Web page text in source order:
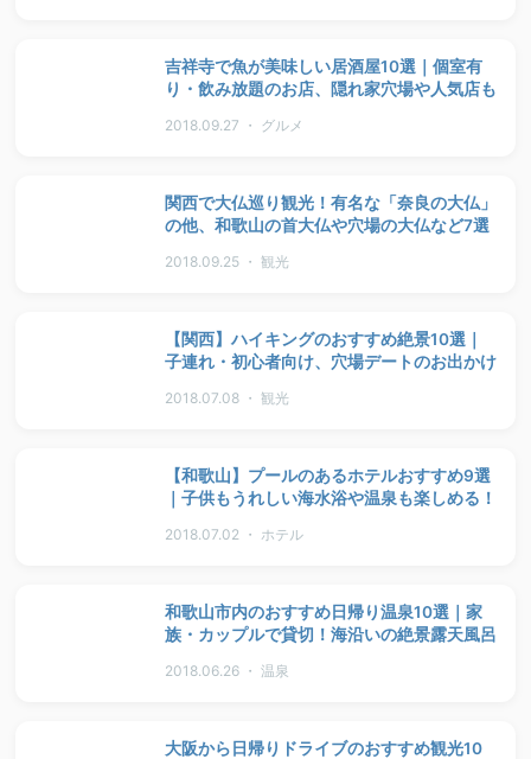
吉祥寺で魚が美味しい居酒屋10選｜個室有
り・飲み放題のお店、隠れ家穴場や人気店も
2018.09.27 ・ グルメ
関西で大仏巡り観光！有名な「奈良の大仏」
の他、和歌山の首大仏や穴場の大仏など7選
2018.09.25 ・ 観光
【関西】ハイキングのおすすめ絶景10選｜
子連れ・初心者向け、穴場デートのお出かけ
2018.07.08 ・ 観光
【和歌山】プールのあるホテルおすすめ9選
｜子供もうれしい海水浴や温泉も楽しめる！
2018.07.02 ・ ホテル
和歌山市内のおすすめ日帰り温泉10選｜家
族・カップルで貸切！海沿いの絶景露天風呂
2018.06.26 ・ 温泉
大阪から日帰りドライブのおすすめ観光10